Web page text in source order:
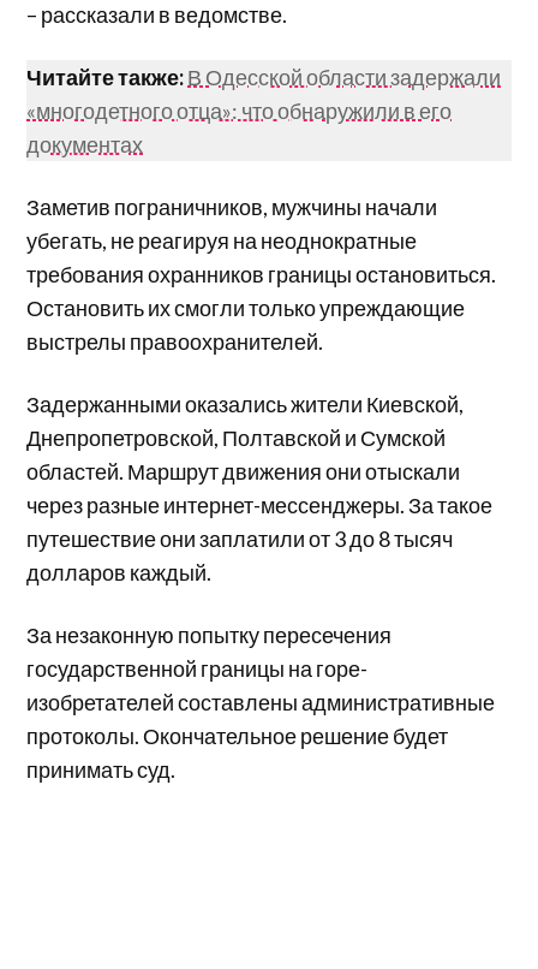
– рассказали в ведомстве.
Читайте также:В Одесской области задержали
«многодетного отца»: что обнаружили в его
документах
Заметив пограничников, мужчины начали
убегать, не реагируя на неоднократные
требования охранников границы остановиться.
Остановить их смогли только упреждающие
выстрелы правоохранителей.
Задержанными оказались жители Киевской,
Днепропетровской, Полтавской и Сумской
областей. Маршрут движения они отыскали
через разные интернет-мессенджеры. За такое
путешествие они заплатили от 3 до 8 тысяч
долларов каждый.
За незаконную попытку пересечения
государственной границы на горе-
изобретателей составлены административные
протоколы. Окончательное решение будет
принимать суд.